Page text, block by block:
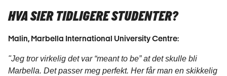
HVA SIER TIDLIGERE STUDENTER?
Malin, Marbella International University Centre:
"Jeg tror virkelig det var “meant to be” at det skulle bli
Marbella. Det passer meg perfekt. Her får man en skikkelig